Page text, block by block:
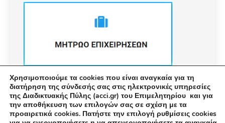
Χρησιμοποιούμε τα cookies που είναι αναγκαία για τη
διατήρηση της σύνδεσής σας στις ηλεκτρονικές υπηρεσίες
της Διαδικτυακής Πύλης (acci.gr) του Επιμελητηρίου και για
την αποθήκευση των επιλογών σας σε σχέση με τα
προαιρετικά cookies. Πατήστε την επιλογή ρυθμίσεις cookies